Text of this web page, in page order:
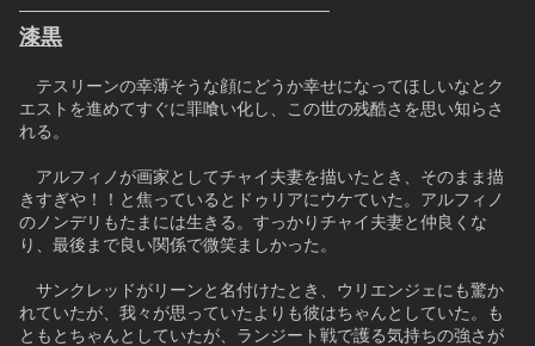
──────────────────────────
漆黒
テスリーンの幸薄そうな顔にどうか幸せになってほしいなとク
エストを進めてすぐに罪喰い化し、この世の残酷さを思い知らさ
れる。
アルフィノが画家としてチャイ夫妻を描いたとき、そのまま描
きすぎや！！と焦っているとドゥリアにウケていた。アルフィノ
のノンデリもたまには生きる。すっかりチャイ夫妻と仲良くな
り、最後まで良い関係で微笑ましかった。
サンクレッドがリーンと名付けたとき、ウリエンジェにも驚か
れていたが、我々が思っていたよりも彼はちゃんとしていた。も
ともとちゃんとしていたが、ランジート戦で護る気持ちの強さが